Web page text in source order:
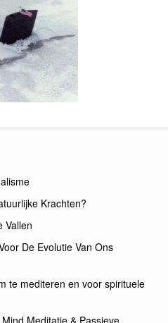
Krachten?
Vallen
De Evolutie Van Ons
te mediteren en voor spirituele